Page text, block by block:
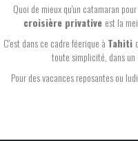
Quoi de mieux qu'un catamaran
croisière privative est la
C'est dans ce cadre féerique à Tahiti
toute simplicité, dans
Pour des vacances reposantes ou